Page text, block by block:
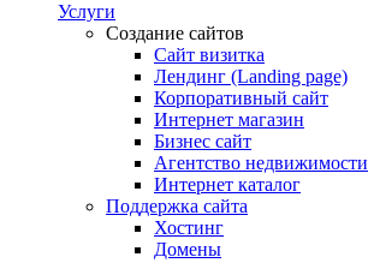
Услуги
Создание сайтов
Сайт визитка
Лендинг (Landing page)
Корпоративный сайт
Интернет магазин
Бизнес сайт
Агентство недвижимости
Интернет каталог
Поддержка сайта
Хостинг
Домены